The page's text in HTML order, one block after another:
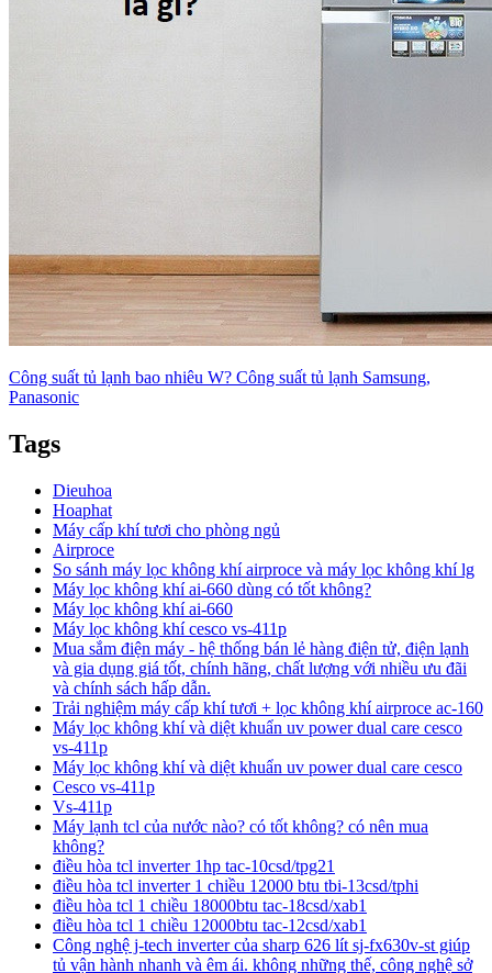
Công suất tủ lạnh bao nhiêu W? Công suất tủ lạnh Samsung,
Panasonic
Tags
Dieuhoa
Hoaphat
Máy cấp khí tươi cho phòng ngủ
Airproce
So sánh máy lọc không khí airproce và máy lọc không khí lg
Máy lọc không khí ai-660 dùng có tốt không?
Máy lọc không khí ai-660
Máy lọc không khí cesco vs‑411p
Mua sắm điện máy - hệ thống bán lẻ hàng điện tử, điện lạnh
và gia dụng giá tốt, chính hãng, chất lượng với nhiều ưu đãi
và chính sách hấp dẫn.
Trải nghiệm máy cấp khí tươi + lọc không khí airproce ac-160
Máy lọc không khí và diệt khuẩn uv power dual care cesco
vs-411p
Máy lọc không khí và diệt khuẩn uv power dual care cesco
Cesco vs-411p
Vs-411p
Máy lạnh tcl của nước nào? có tốt không? có nên mua
không?
điều hòa tcl inverter 1hp tac-10csd/tpg21
điều hòa tcl inverter 1 chiều 12000 btu tbi-13csd/tphi
điều hòa tcl 1 chiều 18000btu tac-18csd/xab1
điều hòa tcl 1 chiều 12000btu tac-12csd/xab1
Công nghệ j-tech inverter của sharp 626 lít sj-fx630v-st giúp
tủ vận hành nhanh và êm ái. không những thế, công nghệ sở